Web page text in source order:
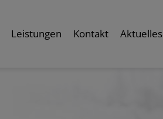
Leistungen Kontakt Aktuelles